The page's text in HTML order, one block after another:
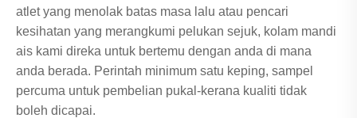
atlet yang menolak batas masa lalu atau pencari
kesihatan yang merangkumi pelukan sejuk, kolam mandi
ais kami direka untuk bertemu dengan anda di mana
anda berada. Perintah minimum satu keping, sampel
percuma untuk pembelian pukal-kerana kualiti tidak
boleh dicapai.